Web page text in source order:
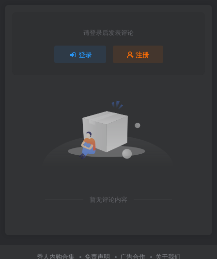
请登录后发表评论
登录 注册
暂无评论内容
秀人内购合集 免责声明 广告合作 关于我们